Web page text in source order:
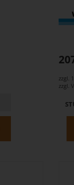
zzgl.
zzgl.